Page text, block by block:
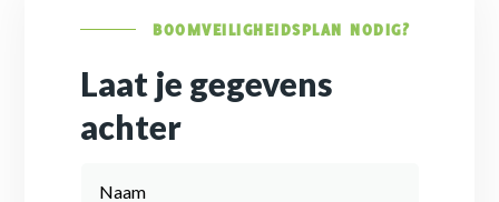
BOOMVEILIGHEIDSPLAN NODIG?
Laat je gegevens
achter